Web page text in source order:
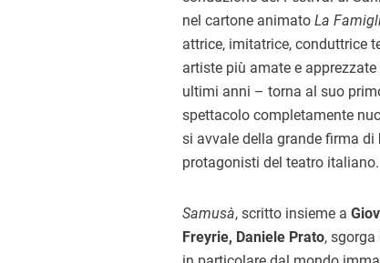
nel cartone animato La
attrice, imitatrice, conduttrice
artiste più amate e
ultimi anni – torna al suo
spettacolo completamente
si avvale della grande firma di
protagonisti del teatro italiano.
Samusà, scritto insieme a
Freyrie, Daniele Prato,